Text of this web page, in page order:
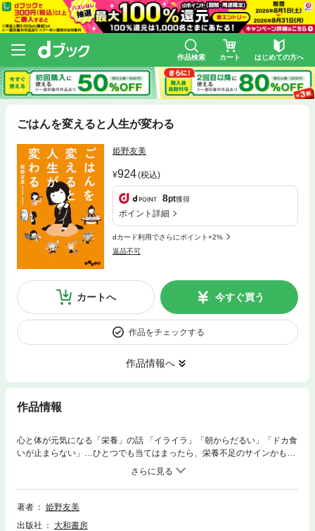
作品検索 カート はじめての方へ
ごはんを変えると人生が変わる
姫野友美
924(税込)
8pt獲得
ポイント詳細
dカード利用でさらにポイント+2%
返品不可
カートへ 今すぐ買う
作品をチェックする
作品情報へ
作品情報
心と体が元気になる「栄養」の話 「イライラ」「朝からだるい」「ドカ食
いが止まらない」…ひとつでも当てはまったら、栄養不足のサインかもし
れません。心療内科医が教える、心と体が元気になる食べ方！
著者
姫野友美
出版社
大和書房